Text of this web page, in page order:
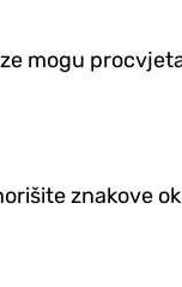
mogu
znakove